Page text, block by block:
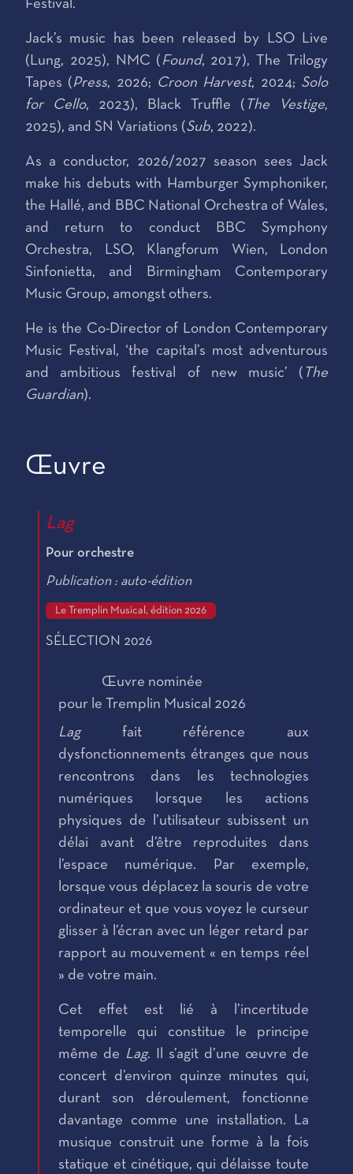
Festival.
Jack’s music has been released by LSO Live
(Lung, 2025), NMC ( Found, 2017), The Trilogy
Tapes ( Press, 2026; Croon Harvest, 2024; Solo
for Cello, 2023), Black Truffle ( The Vestige,
2025), and SN Variations (Sub, 2022).
As a conductor, 2026/2027 season sees Jack
make his debuts with Hamburger Symphoniker,
the Hallé, and BBC National Orchestra of Wales,
and return to conduct BBC Symphony
Orchestra, LSO, Klangforum Wien, London
Sinfonietta, and Birmingham Contemporary
Music Group, amongst others.
He is the Co-Director of London Contemporary
Music Festival, ‘the capital’s most adventurous
and ambitious festival of new music’ ( The
Guardian).
Œuvre
Lag
Pour orchestre
Publication : auto-édition
Le Tremplin Musical, édition 2026
SÉLECTION 2026
Œuvre nominée
pour le Tremplin Musical 2026
Lag fait référence aux
dysfonctionnements étranges que nous
rencontrons dans les technologies
numériques lorsque les actions
physiques de l’utilisateur subissent un
délai avant d’être reproduites dans
l’espace numérique. Par exemple,
lorsque vous déplacez la souris de votre
ordinateur et que vous voyez le curseur
glisser à l’écran avec un léger retard par
rapport au mouvement « en temps réel
» de votre main.
Cet effet est lié à l’incertitude
temporelle qui constitue le principe
même de Lag. Il s’agit d’une œuvre de
concert d’environ quinze minutes qui,
durant son déroulement, fonctionne
davantage comme une installation. La
musique construit une forme à la fois
statique et cinétique, qui délaisse toute